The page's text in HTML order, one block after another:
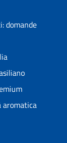
domande
aromatica